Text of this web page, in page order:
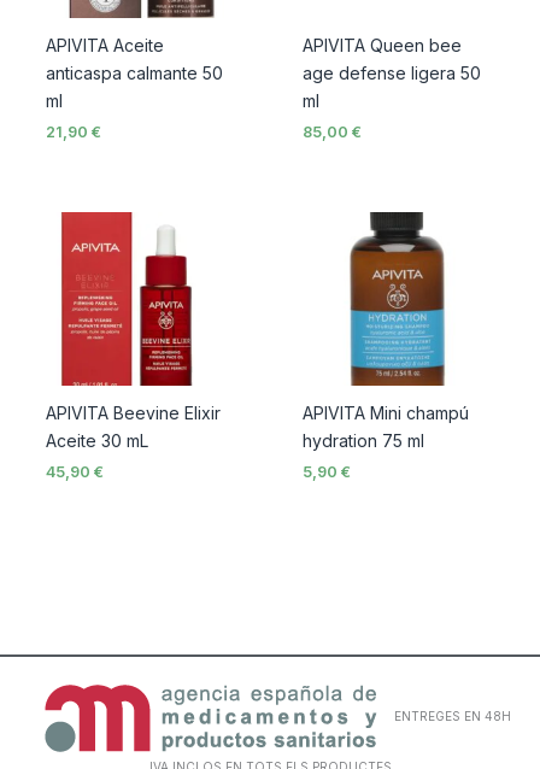
APIVITA Aceite
anticaspa calmante 50
ml
21,90€
APIVITA Queen bee
age defense ligera 50
ml
85,00 €
APIVITA Beevine Elixir
Aceite 30 mL
45,90€
APIVITA Mini champú
hydration 75 ml
5,90 €
ENTREGES EN 48H